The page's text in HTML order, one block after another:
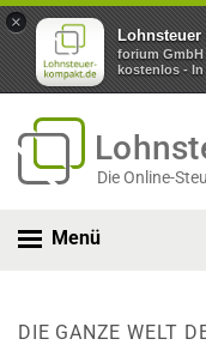
×
forium GmbH
kostenlos - In
Die Online-
Menü
DIE GANZE WELT